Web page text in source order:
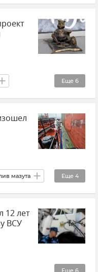
Госпрограмма социально-экономического развития Крыма
Еще 6
Награды
Еще 4
мазута
море
12 лет
ВСУ
Еще 6